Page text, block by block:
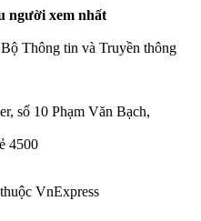
người xem nhất
Thông tin và Truyền thông
số 10 Phạm Văn Bạch,
4500
VnExpress